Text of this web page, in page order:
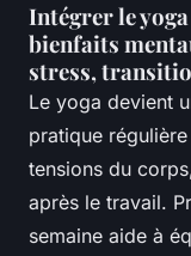
Intégrer le
bienfaits
stress,
Le yoga devient
pratique
tensions du
après le travail.
semaine aide à